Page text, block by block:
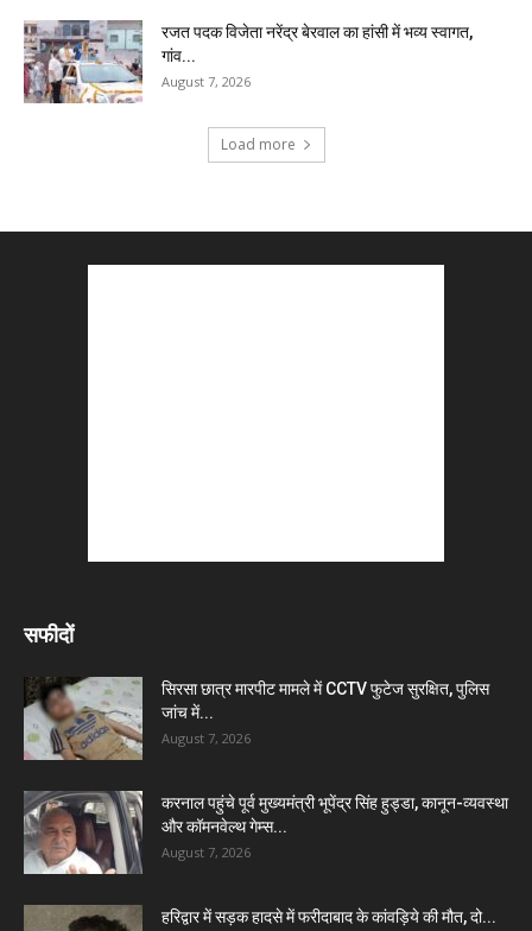
रजत पदक विजेता नरेंद्र बेरवाल का हांसी में भव्य स्वागत,
गांव...
August 7, 2026
Load more
सफीदों
सिरसा छात्र मारपीट मामले में CCTV फुटेज सुरक्षित, पुलिस
जांच में...
August 7, 2026
करनाल पहुंचे पूर्व मुख्यमंत्री भूपेंद्र सिंह हुड्डा, कानून-व्यवस्था
और कॉमनवेल्थ गेम्स...
August 7, 2026
हरिद्वार में सड़क हादसे में फरीदाबाद के कांवड़िये की मौत, दो...